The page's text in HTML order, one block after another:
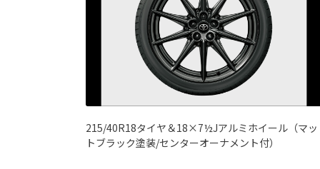
215/40R18タイヤ＆18×7½Jアルミホイール（マッ
トブラック塗装/センターオーナメント付）